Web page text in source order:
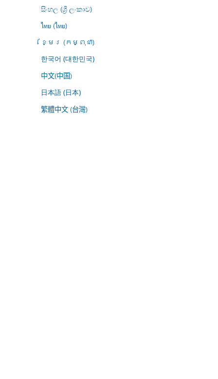
සිංහල (ශ්‍රී ලංකාව)
ไทย (ไทย)
ខ្មែរ (កម្ពុជា)
한국어 (대한민국)
中文(中国)
日本語 (日本)
繁體中文 (台灣)